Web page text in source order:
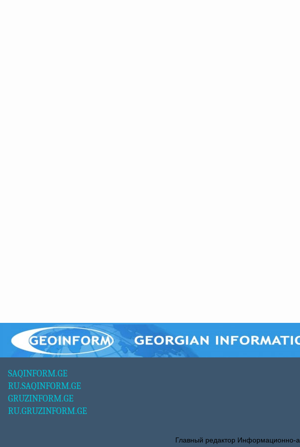
SAQINFORM.GE
RU.SAQINFORM.GE
GRUZINFORM.GE
RU.GRUZINFORM.GE
Главный редактор Информационно-